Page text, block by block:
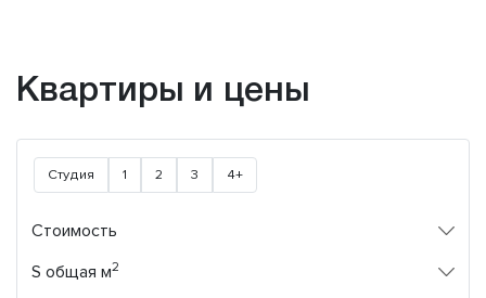
Квартиры и цены
Студия 1 2 3 4+
Стоимость
S общая м2